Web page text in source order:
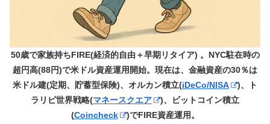
50歳で家族持ちFIRE(経済的自由＋早期リタイア) 。NYC駐在時の
超円高(88円)で米ドル資産運用開始。現在は、金融資産の30％は
米ドル建(定期、貯蓄型保険)、オルカン積立(iDeCo/NISA
)、ト
ラリピ世界戦略(マネースクエア
)、ビットコイン積立
(Coincheck
)でFIRE資産運用。